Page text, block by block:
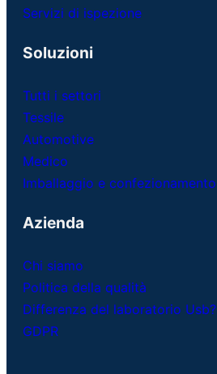
Servizi di ispezione
Soluzioni
Tutti i settori
Tessile
Automotive
Medico
Imballaggio e confezionamento
Azienda
Chi siamo
Politica della qualità
Differenza del laboratorio Usb?
GDPR